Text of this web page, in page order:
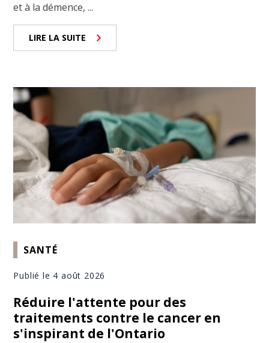
et à la démence, ...
LIRE LA SUITE
SANTÉ
Publié le 4 août 2026
Réduire l'attente pour des
traitements contre le cancer en
s'inspirant de l'Ontario